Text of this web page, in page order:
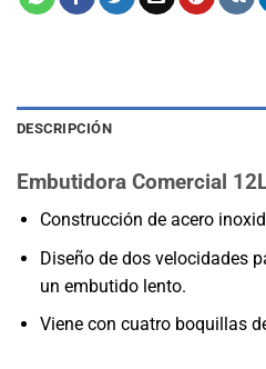
DESCRIPCIÓN
Embutidora Comercial
Construcción de acero
Diseño de dos velocidades
un embutido lento.
Viene con cuatro boquillas